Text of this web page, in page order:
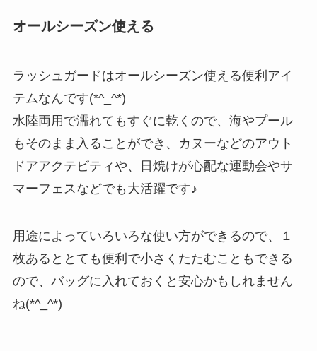
オールシーズン使える
ラッシュガードはオールシーズン使える便利アイ
テムなんです(*^_^*)
水陸両用で濡れてもすぐに乾くので、海やプール
もそのまま入ることができ、カヌーなどのアウト
ドアアクテビティや、日焼けが心配な運動会やサ
マーフェスなどでも大活躍です♪
用途によっていろいろな使い方ができるので、１
枚あるととても便利で小さくたたむこともできる
ので、バッグに入れておくと安心かもしれません
ね(*^_^*)